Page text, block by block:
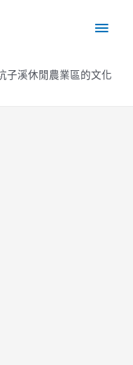
主
子溪休閒農業區的文化